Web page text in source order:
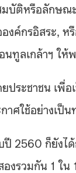
บัติหรือลักษณ
งค์กรอิสระ,
ทูลเกล้าฯ ใ
ประชาชน เ
ศใช้อย่างเป็น
2560 ก็ยังไ
งรวมกัน 1 ใ